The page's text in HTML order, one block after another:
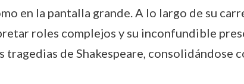
en la pantalla grande. A lo largo de su
roles complejos y su inconfundible
tragedias de Shakespeare,